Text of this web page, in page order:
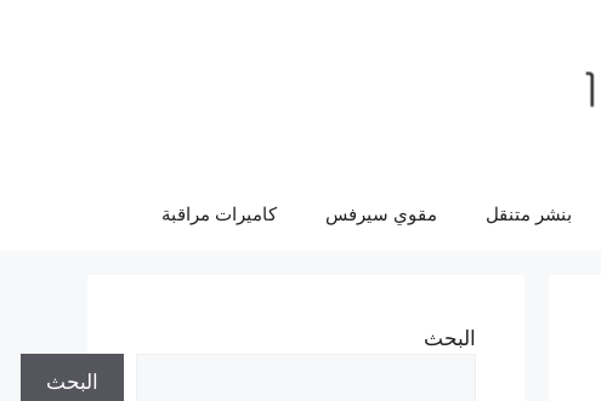
بنشر متنقل مقوي سيرفس كاميرات مراقبة
البحث
البحث